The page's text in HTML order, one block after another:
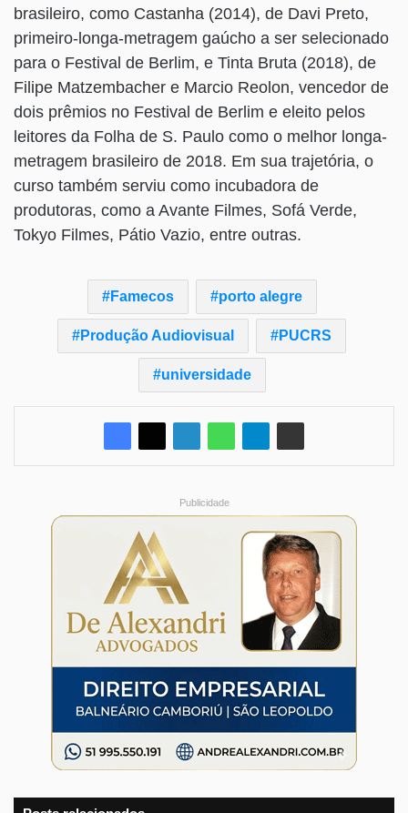
brasileiro, como Castanha (2014), de Davi Preto,
primeiro-longa-metragem gaúcho a ser selecionado
para o Festival de Berlim, e Tinta Bruta (2018), de
Filipe Matzembacher e Marcio Reolon, vencedor de
dois prêmios no Festival de Berlim e eleito pelos
leitores da Folha de S. Paulo como o melhor longa-
metragem brasileiro de 2018. Em sua trajetória, o
curso também serviu como incubadora de
produtoras, como a Avante Filmes, Sofá Verde,
Tokyo Filmes, Pátio Vazio, entre outras.
Famecos porto alegre
Produção Audiovisual PUCRS
universidade
Publicidade